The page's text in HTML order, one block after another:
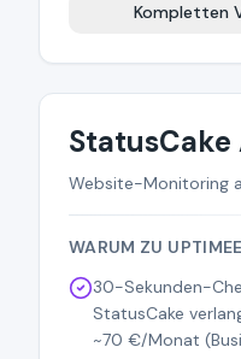
Kompletten
Website-Monitoring
WARUM ZU
30-Sekunden-
StatusCake
~70 €/Monat